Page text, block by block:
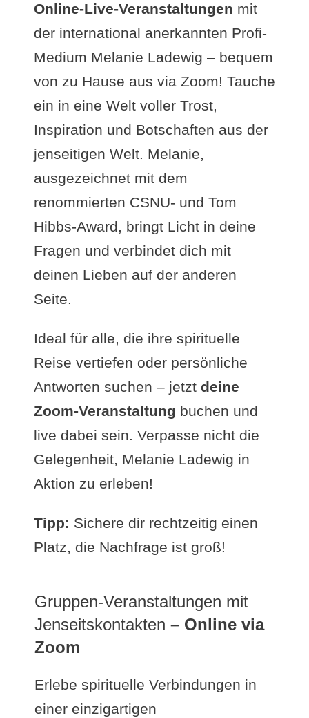
Online-Live-Veranstaltungen mit
der international anerkannten Profi-
Medium Melanie Ladewig – bequem
von zu Hause aus via Zoom! Tauche
ein in eine Welt voller Trost,
Inspiration und Botschaften aus der
jenseitigen Welt. Melanie,
ausgezeichnet mit dem
renommierten CSNU- und Tom
Hibbs-Award, bringt Licht in deine
Fragen und verbindet dich mit
deinen Lieben auf der anderen
Seite.
Ideal für alle, die ihre spirituelle
Reise vertiefen oder persönliche
Antworten suchen – jetzt deine
Zoom-Veranstaltung buchen und
live dabei sein. Verpasse nicht die
Gelegenheit, Melanie Ladewig in
Aktion zu erleben!
Tipp: Sichere dir rechtzeitig einen
Platz, die Nachfrage ist groß!
Gruppen-Veranstaltungen mit
Jenseitskontakten – Online via
Zoom
Erlebe spirituelle Verbindungen in
einer einzigartigen